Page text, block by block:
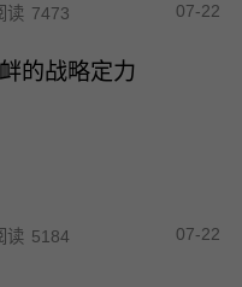
读 7473 07-22
的战略定力
读 5184 07-22